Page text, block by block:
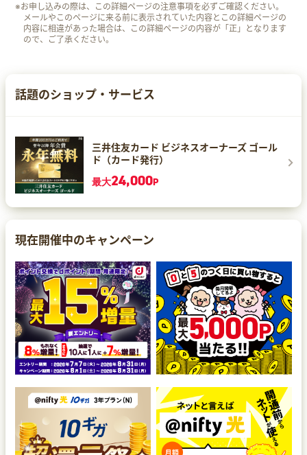
※お申し込みの際は、この詳細ページの注意事項を必ずご確認ください。
メールやこのページに来る前に表示されていた内容とこの詳細ページの
内容に相違があった場合は、この詳細ページの内容が「正」となります
ので、ご了承ください。
話題のショップ・サービス
三井住友カード ビジネスオーナーズ ゴール
ド（カード発行）
最大24,000P
現在開催中のキャンペーン